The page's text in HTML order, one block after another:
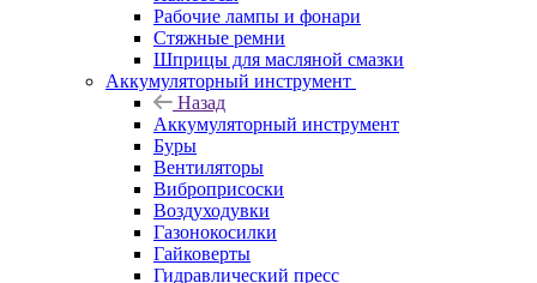
Рабочие лампы и фонари
Стяжные ремни
Шприцы для масляной смазки
Аккумуляторный инструмент
Назад
Аккумуляторный инструмент
Буры
Вентиляторы
Виброприсоски
Воздуходувки
Газонокосилки
Гайковерты
Гидравлический пресс